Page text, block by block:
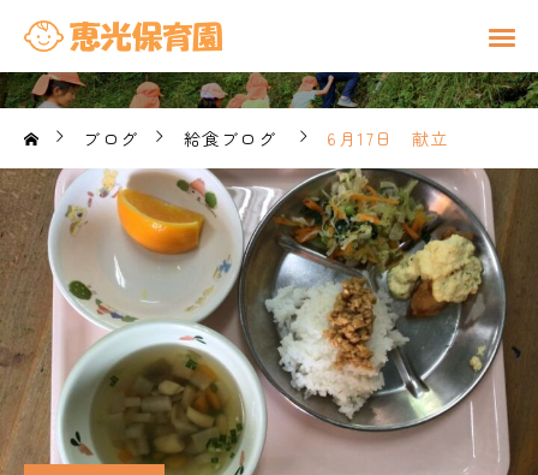
ブログ 給食ブログ 6月17日 献立